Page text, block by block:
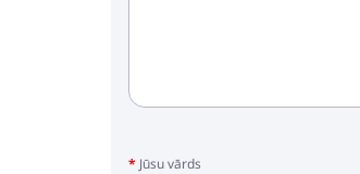
Jūsu vārds